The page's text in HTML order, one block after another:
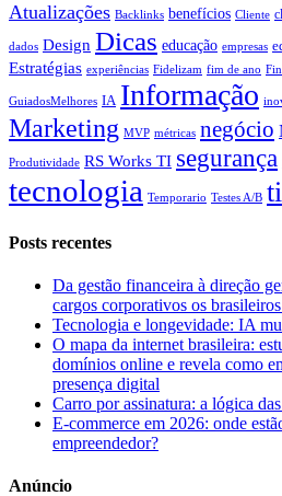
Atualizações Backlinks benefícios Cliente
dados Design Dicas educação empresas
Estratégias experiências Fidelizam fim de ano
GuiadosMelhores IA Informação
Marketing MVP métricas negócio
Produtividade RS Works TI segurança
tecnologia Temporario Testes A/B ti
Posts recentes
Da gestão financeira à direção
cargos corporativos os
Tecnologia e longevidade: IA
O mapa da internet brasileira:
domínios online e revela como
presença digital
Carro por assinatura: a lógica
E-commerce em 2026: onde
empreendedor?
Anúncio